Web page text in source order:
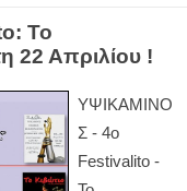
Το
22 Απριλίου !
ΥΨΙΚΑΜΙΝΟ
Σ - 4ο
Festivalito -